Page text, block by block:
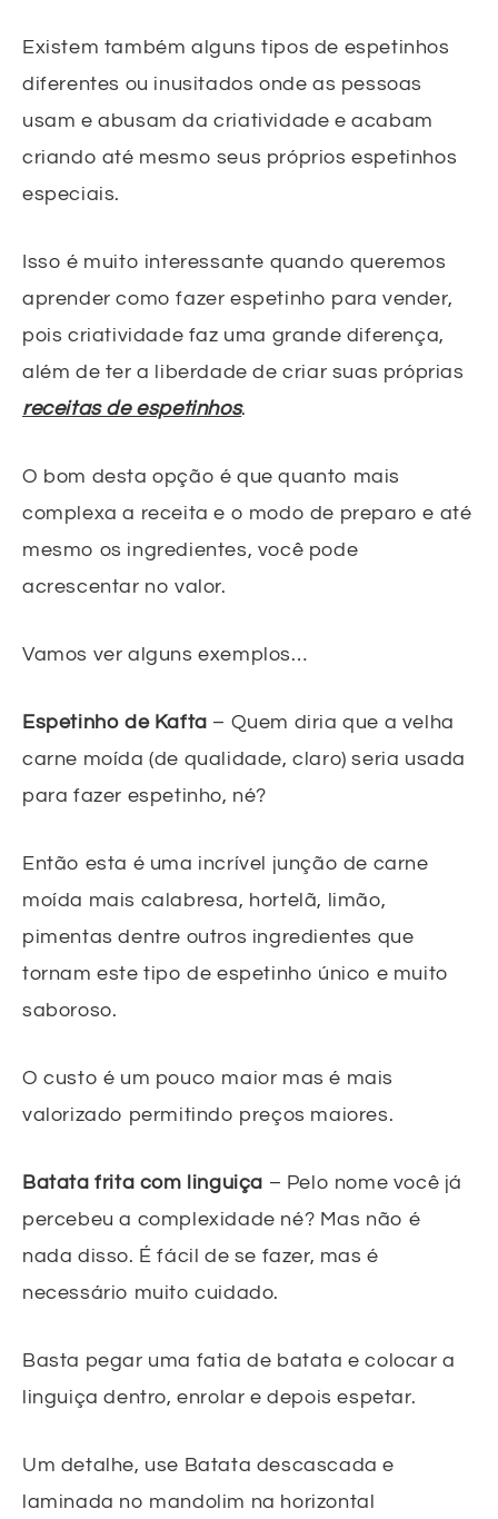
Existem também alguns tipos de espetinhos
diferentes ou inusitados onde as pessoas
usam e abusam da criatividade e acabam
criando até mesmo seus próprios espetinhos
especiais.
Isso é muito interessante quando queremos
aprender como fazer espetinho para vender,
pois criatividade faz uma grande diferença,
além de ter a liberdade de criar suas próprias
receitas de espetinhos.
O bom desta opção é que quanto mais
complexa a receita e o modo de preparo e até
mesmo os ingredientes, você pode
acrescentar no valor.
Vamos ver alguns exemplos…
Espetinho de Kafta – Quem diria que a velha
carne moída (de qualidade, claro) seria usada
para fazer espetinho, né?
Então esta é uma incrível junção de carne
moída mais calabresa, hortelã, limão,
pimentas dentre outros ingredientes que
tornam este tipo de espetinho único e muito
saboroso.
O custo é um pouco maior mas é mais
valorizado permitindo preços maiores.
Batata frita com linguiça – Pelo nome você já
percebeu a complexidade né? Mas não é
nada disso. É fácil de se fazer, mas é
necessário muito cuidado.
Basta pegar uma fatia de batata e colocar a
linguiça dentro, enrolar e depois espetar.
Um detalhe, use Batata descascada e
laminada no mandolim na horizontal